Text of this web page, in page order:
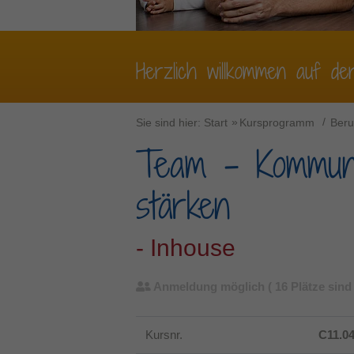
Herzlich willkommen auf
Sie sind hier: Start Kursprogramm
Team -
stärken
- Inhouse
Kursnr.